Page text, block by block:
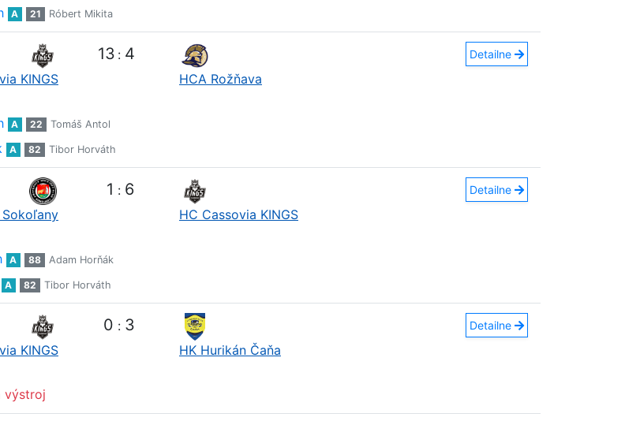
A 21 Róbert Mikita
KINGS
13 : 4
HCA Rožňava
Detailne
A 22 Tomáš Antol
A 82 Tibor Horváth
Sokoľany
1 : 6
HC Cassovia KINGS
Detailne
A 88 Adam Horňák
A 82 Tibor Horváth
KINGS
0 : 3
HK Hurikán Čaňa
Detailne
výstroj